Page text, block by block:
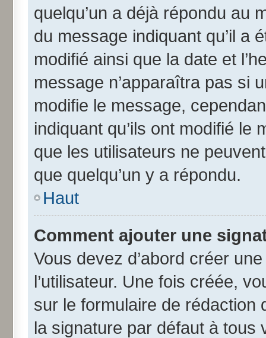
quelqu’un a déjà répondu au
du message indiquant qu’il a
modifié ainsi que la date et
message n’apparaîtra pas si
modifie le message,
indiquant qu’ils ont modifié le
que les utilisateurs ne
que quelqu’un y a répondu.
Haut
Comment ajouter une
Vous devez d’abord créer
l’utilisateur. Une fois créée,
sur le formulaire de rédaction
la signature par défaut à tous